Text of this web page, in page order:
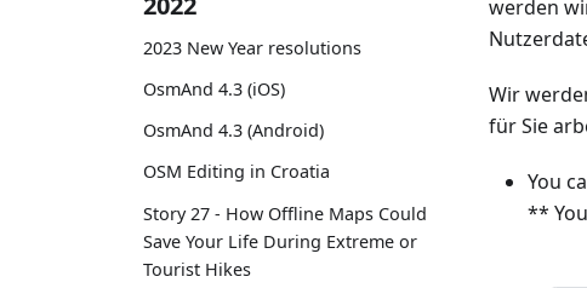
2023 New Year resolutions
OsmAnd 4.3 (iOS)
OsmAnd 4.3 (Android)
OSM Editing in Croatia
Story 27 - How Offline Maps Could
Save Your Life During Extreme or
Tourist Hikes
werden
Wir
für Sie
You
**